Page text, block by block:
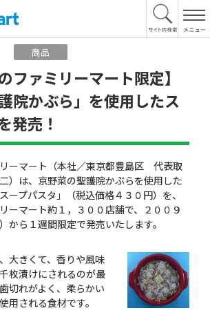
商品
ファミリーマート限定】
院かぶら」を使用したス
発売！
ーマート（本社／東京都豊島区 代表取
は、京野菜の聖護院かぶらを使用した
ープパスタ」（税込価格４３０円）を、
ーマート約１，３００店舗で、２００９
から１週間限定で発売いたします。
大きくて、香りや風味
枚漬けにされるのが最
切れがよく、柔らかい
用される食材です。